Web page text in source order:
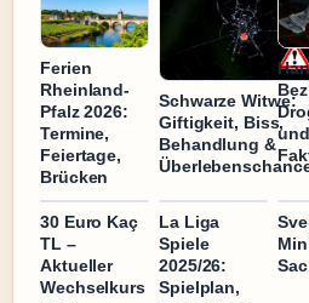
Ferien
Rheinland-
Pfalz 2026:
Termine,
Feiertage,
Brücken
Schwarze Witwe:
Giftigkeit, Biss,
Behandlung &
30 Euro Kaç
TL –
Aktueller
Wechselkurs
La Liga
Spiele
2025/26:
Spielplan,